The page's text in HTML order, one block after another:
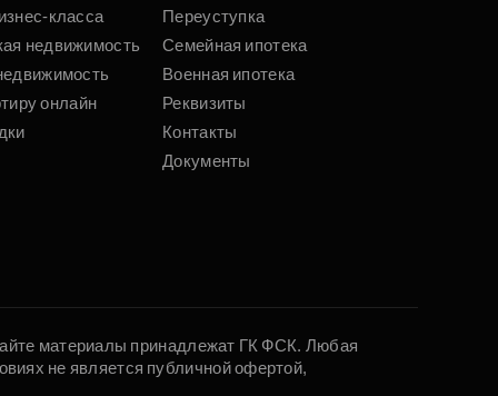
класса
недвижимость
онлайн
Переуступка
Семейная ипотека
Военная ипотека
Реквизиты
Контакты
Документы
материалы принадлежат ГК ФСК. Любая
не является публичной офертой,